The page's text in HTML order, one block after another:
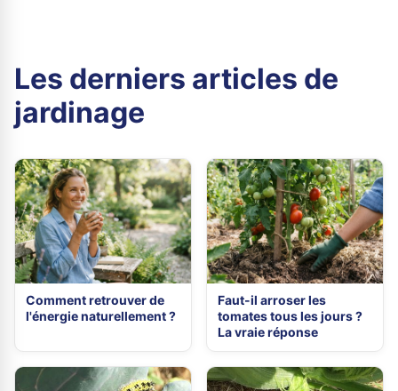
Les derniers articles de
jardinage
Comment retrouver de
l'énergie naturellement ?
Faut-il arroser les
tomates tous les jours ?
La vraie réponse